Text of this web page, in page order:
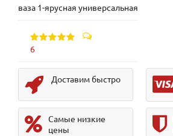
ваза 1-ярусная универсальная
6
Доставим быстро
Самые низкие
цены